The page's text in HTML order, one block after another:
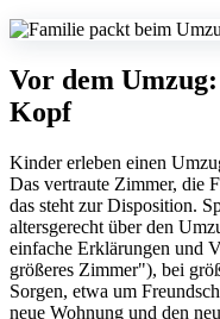
Vor dem
Kopf
Kinder erleben einen
Das vertraute Zimmer, die
das steht zur Disposition.
altersgerecht über den
einfache Erklärungen und
größeres Zimmer"), bei
Sorgen, etwa um
neue Wohnung und den